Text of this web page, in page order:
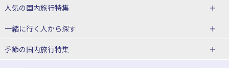
宮城県
山形県
関東
青森県ホテル・旅館
宮城県ホテル・旅館
山形県ホテル・旅館
湯の川温泉(北海道)
十勝川温泉(北海道)
洞爺湖温泉(北海道)
北海道旅行・ツアー
東北
人気の国内旅行特集
東京ディズニーリゾート®への旅
ユニバーサル・スタジオ・ジャパ
一緒に行く人から探す
一人旅 国内版
季節の国内旅行特集